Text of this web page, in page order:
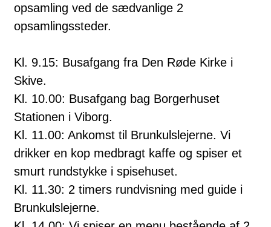
opsamling ved de sædvanlige 2
opsamlingssteder.
Kl. 9.15: Busafgang fra Den Røde Kirke i
Skive.
Kl. 10.00: Busafgang bag Borgerhuset
Stationen i Viborg.
Kl. 11.00: Ankomst til Brunkulslejerne. Vi
drikker en kop medbragt kaffe og spiser et
smurt rundstykke i spisehuset.
Kl. 11.30: 2 timers rundvisning med guide i
Brunkulslejerne.